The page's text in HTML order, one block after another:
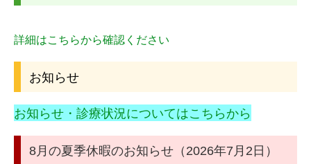
詳細はこちらから確認ください
お知らせ
お知らせ・診療状況についてはこちらから
8月の夏季休暇のお知らせ（2026年7月2日）